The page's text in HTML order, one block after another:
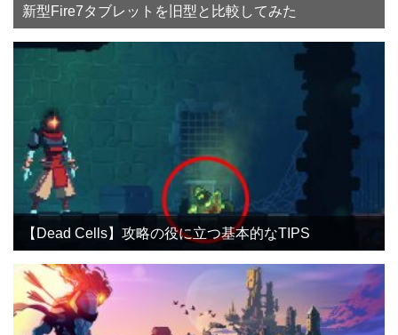
新型Fire7タブレットを旧型と比較してみた
【Dead Cells】攻略の役に立つ基本的なTIPS